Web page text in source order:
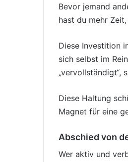
Bevor jemand
hast du mehr
Diese Investition
sich selbst im
„vervollständigt“,
Diese Haltung
Magnet für eine
Abschied von
Wer aktiv und